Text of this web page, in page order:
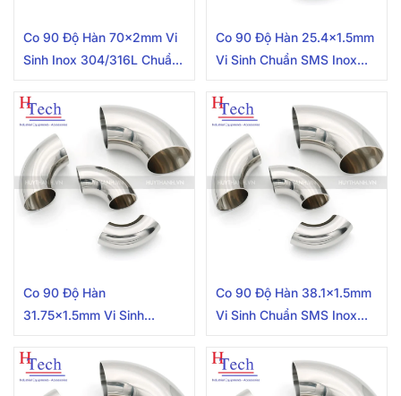
Co 90 Độ Hàn 70x2mm Vi
Sinh Inox 304/316L Chuẩn
Co 90 Độ Hàn 25.4×1.5mm
Vi Sinh Chuẩn SMS Inox
Co 90 Độ Hàn
31.75×1.5mm Vi Sinh
Co 90 Độ Hàn 38.1×1.5mm
Vi Sinh Chuẩn SMS Inox